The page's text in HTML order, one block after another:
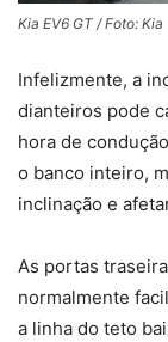
Kia EV6 GT / Foto: Kia
Infelizmente, a
dianteiros pode
hora de
o banco inteiro,
inclinação e
As portas
normalmente
a linha do teto